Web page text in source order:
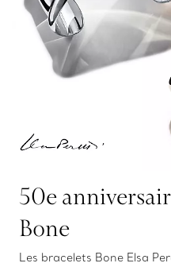
50e
Bone
Les bracelets Bone Elsa